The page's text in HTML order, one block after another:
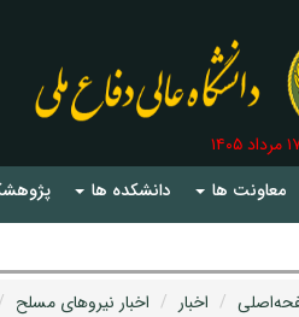
معاونت ها دانشکده ها
اخبار اخبار نیروهای مسلح